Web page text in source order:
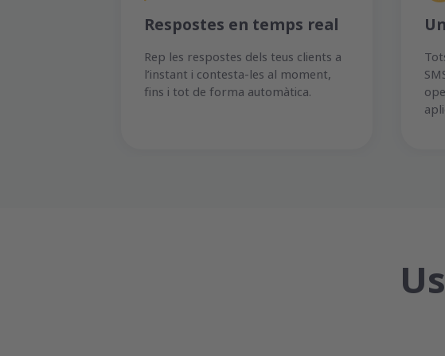
Respostes en temps real
Rep les respostes dels teus clients a
l’instant i contesta-les al moment,
fins i tot de forma automàtica.